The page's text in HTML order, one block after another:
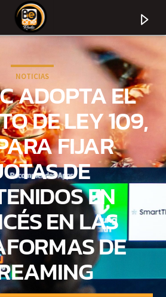
NOTICIAS
ADOPTA EL
DE LEY 109,
FIJAR
DE
EN
EN LAS
DE